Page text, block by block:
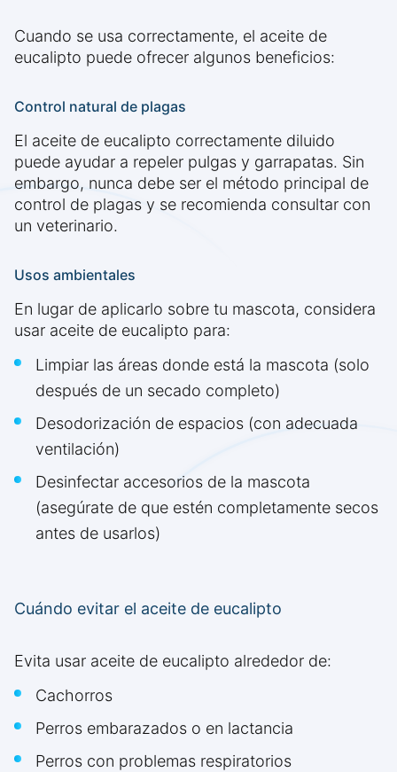
Cuando se usa correctamente, el aceite de
eucalipto puede ofrecer algunos beneficios:
Control natural de plagas
El aceite de eucalipto correctamente diluido
puede ayudar a repeler pulgas y garrapatas. Sin
embargo, nunca debe ser el método principal de
control de plagas y se recomienda consultar con
un veterinario.
Usos ambientales
En lugar de aplicarlo sobre tu mascota, considera
usar aceite de eucalipto para:
Limpiar las áreas donde está la mascota (solo
después de un secado completo)
Desodorización de espacios (con adecuada
ventilación)
Desinfectar accesorios de la mascota
(asegúrate de que estén completamente secos
antes de usarlos)
Cuándo evitar el aceite de eucalipto
Evita usar aceite de eucalipto alrededor de:
Cachorros
Perros embarazados o en lactancia
Perros con problemas respiratorios